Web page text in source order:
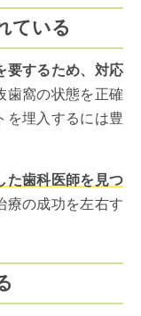
ている
要するため、対応
歯窩の状態を正確
を埋入するには豊
た歯科医師を見つ
療の成功を左右す